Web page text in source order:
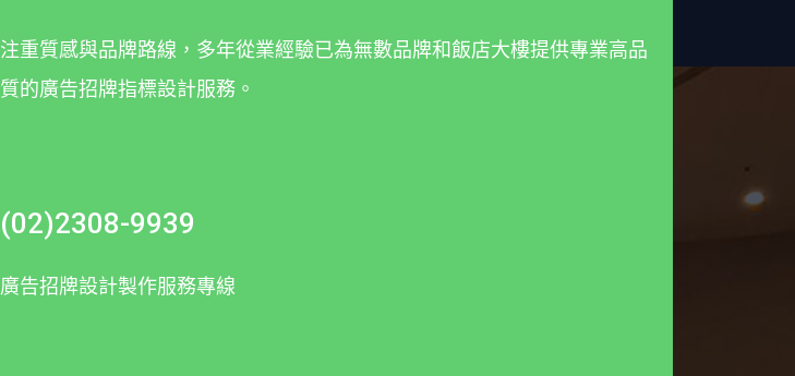
注重質感與品牌路線，多年從業經驗已為無數品牌和飯店大樓提供專業高品
質的廣告招牌指標設計服務。
(02)2308-9939
廣告招牌設計製作服務專線